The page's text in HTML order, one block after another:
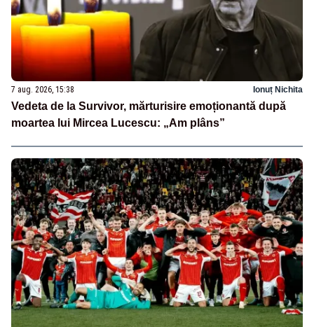
7 aug. 2026, 15:38 Ionuț Nichita
Vedeta de la Survivor, mărturisire emoționantă după
moartea lui Mircea Lucescu: „Am plâns”